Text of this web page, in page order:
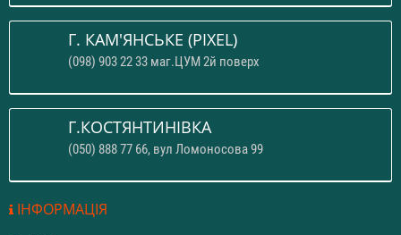
Г. КАМ'ЯНСЬКЕ (PIXEL)
(098) 903 22 33 маг.ЦУМ 2й поверх
Г.КОСТЯНТИНІВКА
(050) 888 77 66, вул Ломоносова 99
ІНФОРМАЦІЯ